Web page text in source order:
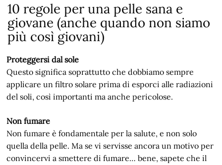
10 regole per una pelle sana e
giovane (anche quando non siamo
più così giovani)
Proteggersi dal sole
Questo significa soprattutto che dobbiamo sempre
applicare un filtro solare prima di esporci alle radiazioni
del soli, così importanti ma anche pericolose.
Non fumare
Non fumare è fondamentale per la salute, e non solo
quella della pelle. Ma se vi servisse ancora un motivo per
convincervi a smettere di fumare… bene, sapete che il